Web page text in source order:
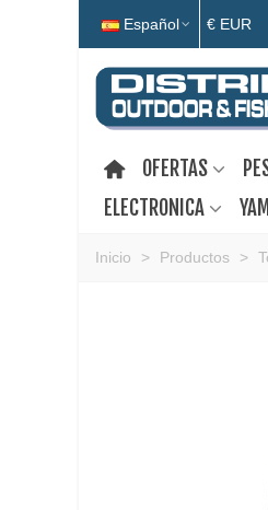
Español € EUR
OFERTAS
ELECTRONICA
Inicio > Productos >